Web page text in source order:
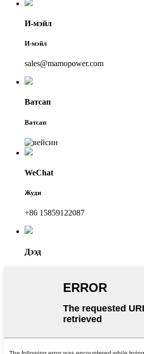
И-мэйл
И-мэйл
sales@mamopower.com
Ватсап
Ватсап
WeChat
Жуди
+86 15859122087
Дээд